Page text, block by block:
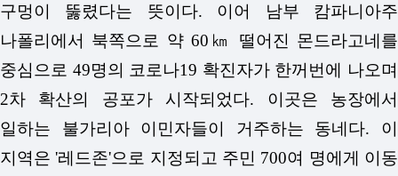
구멍이 뚫렸다는 뜻이다. 이어 남부 캄파니아주
나폴리에서 북쪽으로 약 60㎞ 떨어진 몬드라고네를
중심으로 49명의 코로나19 확진자가 한꺼번에 나오며
2차 확산의 공포가 시작되었다. 이곳은 농장에서
일하는 불가리아 이민자들이 거주하는 동네다. 이
지역은 '레드존'으로 지정되고 주민 700여 명에게 이동